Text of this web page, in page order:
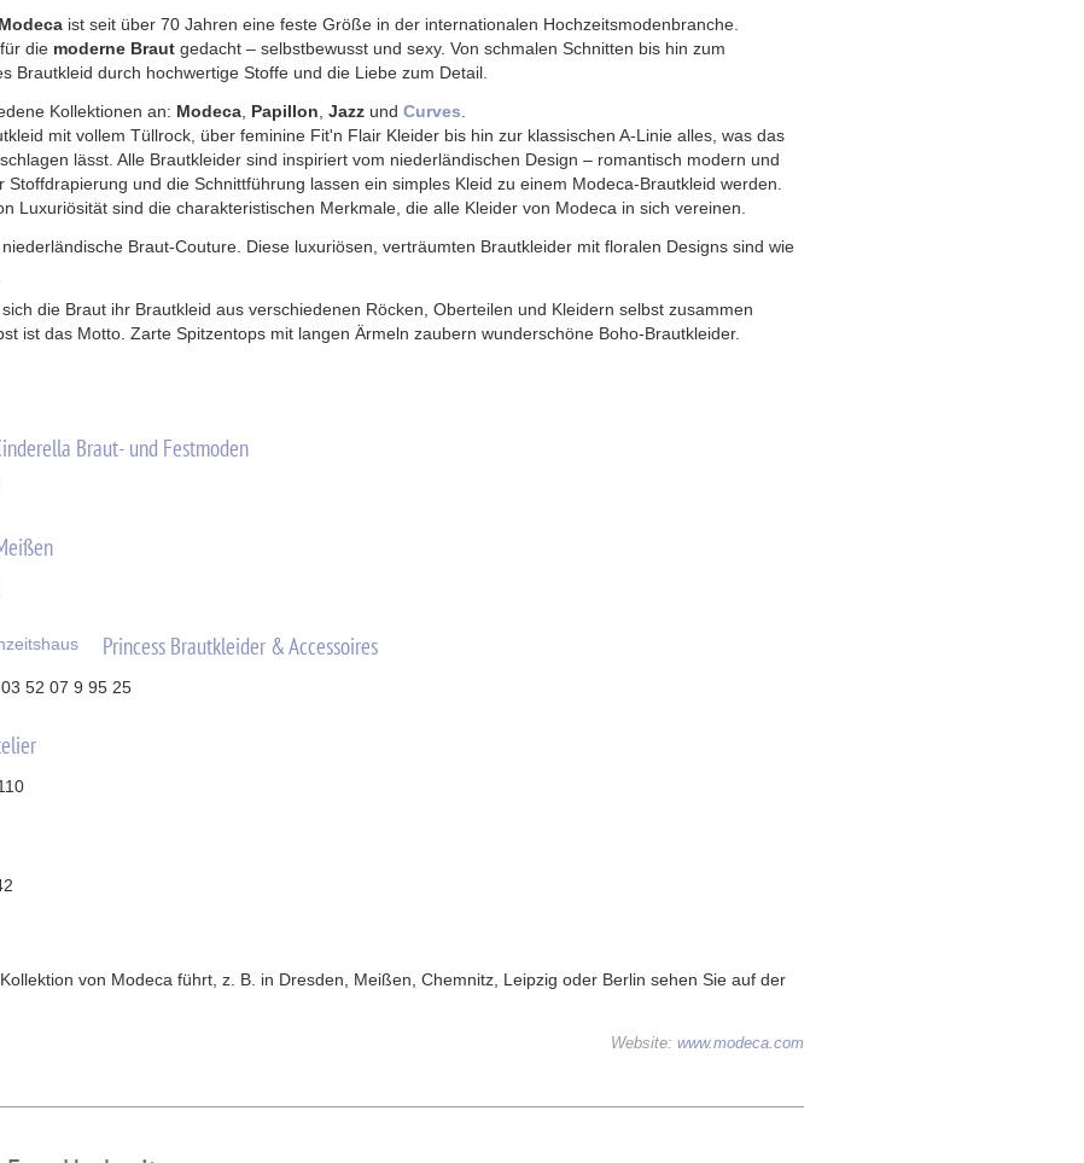
ist seit über 70 Jahren eine feste Größe in der internationalen Hochzeitsmodenbranche.
die moderne Braut gedacht – selbstbewusst und sexy. Von schmalen Schnitten bis hin zum
Brautkleid durch hochwertige Stoffe und die Liebe zum Detail.
Kollektionen an: Modeca Papillon Jazz und Curves
mit vollem Tüllrock, über feminine Fit'n Flair Kleider bis hin zur klassischen A-Linie alles, was das
lässt. Alle Brautkleider sind inspiriert vom niederländischen Design – romantisch modern und
und die Schnittführung lassen ein simples Kleid zu einem Modeca-Brautkleid werden.
Luxuriösität sind die charakteristischen Merkmale, die alle Kleider von Modeca in sich vereinen.
Braut-Couture. Diese luxuriösen, verträumten Brautkleider mit floralen Designs sind wie
die Braut ihr Brautkleid aus verschiedenen Röcken, Oberteilen und Kleidern selbst zusammen
ist das Motto. Zarte Spitzentops mit langen Ärmeln zaubern wunderschöne Boho-Brautkleider.
Braut- und Festmoden
Princess Brautkleider & Accessoires
52 07 9 95 25
von Modeca führt, z. B. in Dresden, Meißen, Chemnitz, Leipzig oder Berlin sehen Sie auf der
Website: www.modeca.com